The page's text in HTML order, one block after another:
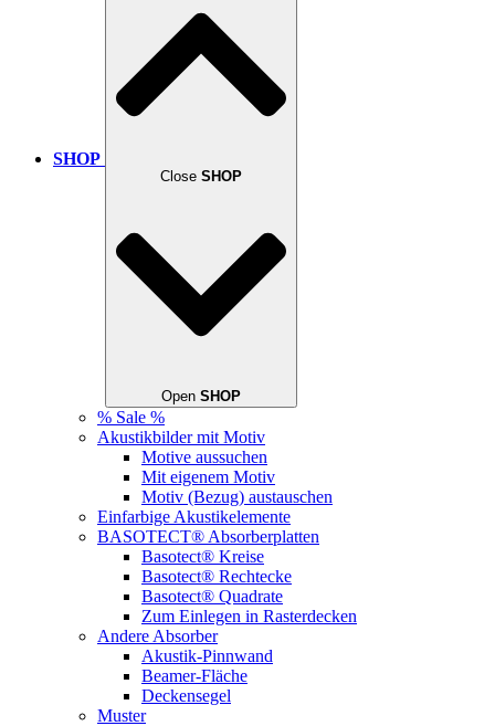
SHOP
Close SHOP
Open SHOP
% Sale %
Akustikbilder mit Motiv
Motive aussuchen
Mit eigenem Motiv
Motiv (Bezug) austauschen
Einfarbige Akustikelemente
BASOTECT® Absorberplatten
Basotect® Kreise
Basotect® Rechtecke
Basotect® Quadrate
Zum Einlegen in Rasterdecken
Andere Absorber
Akustik-Pinnwand
Beamer-Fläche
Deckensegel
Muster